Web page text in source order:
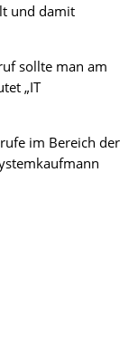
und damit
sollte man am
„IT
im Bereich der